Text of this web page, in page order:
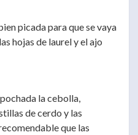
picada para que se vaya
hojas de laurel y el ajo
la cebolla,
de cerdo y las
que las